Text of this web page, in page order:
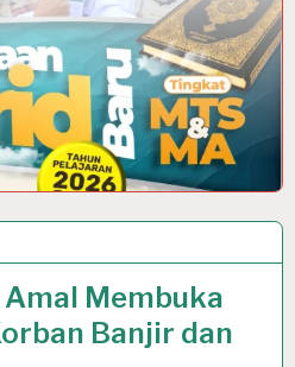
Amal Membuka
Banjir dan